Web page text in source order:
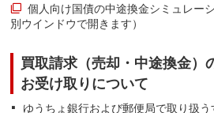
個人向け国債の中途換金シミュレー
別ウインドウで開きます）
買取請求（売却・中途換金）
お受け取りについて
ゆうちょ銀行および郵便局で取り扱う